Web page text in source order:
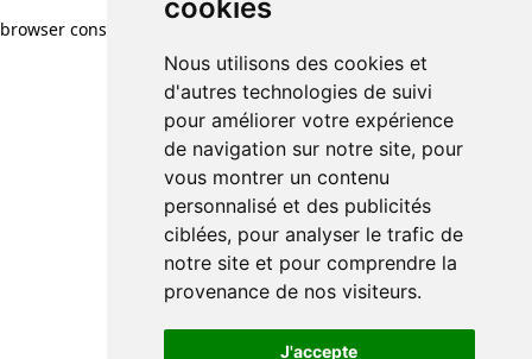
cookies
Nous utilisons des cookies et
d'autres technologies de suivi
pour améliorer votre expérience
de navigation sur notre site, pour
vous montrer un contenu
personnalisé et des publicités
ciblées, pour analyser le trafic de
notre site et pour comprendre la
provenance de nos visiteurs.
J'accepte
browser console for more information)